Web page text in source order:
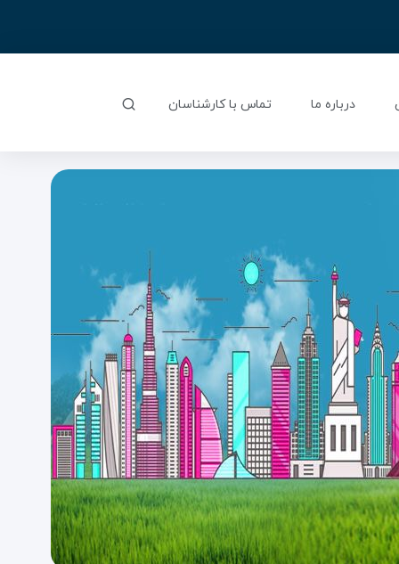
درباره ما تماس با کارشناسان